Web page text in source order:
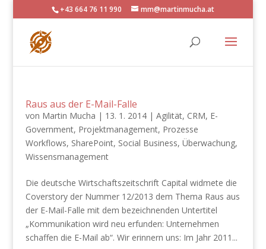
+43 664 76 11 990 mm@martinmucha.at
Raus aus der E-Mail-Falle
von Martin Mucha | 13. 1. 2014| Agilität, CRM, E-
Government, Projektmanagement, Prozesse
Workflows, SharePoint, Social Business, Überwachung,
Wissensmanagement
Die deutsche Wirtschaftszeitschrift Capital widmete die
Coverstory der Nummer 12/2013​​​​ dem Thema Raus aus
der E-Mail-Falle​ mit dem bezeichnenden Untertitel
„Kommunikation wird neu erfunden: Unternehmen
schaffen die E-Mail ab“. Wir erinnern uns: Im Jahr 2011...